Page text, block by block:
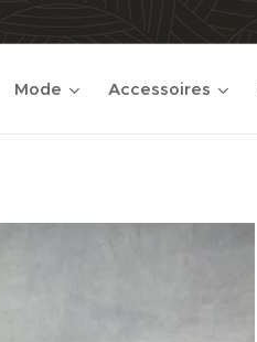
Mode Accessoires